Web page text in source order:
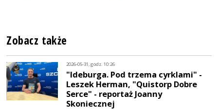
Zobacz także
2026-05-31, godz. 10:26
"Ideburga. Pod trzema cyrklami" -
Leszek Herman, "Quistorp Dobre
Serce" - reportaż Joanny
Skoniecznej